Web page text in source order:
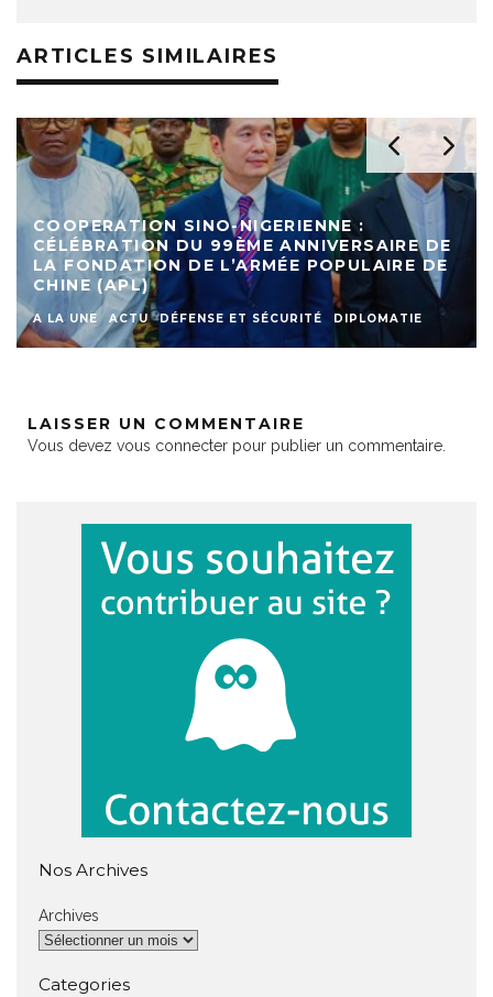
ARTICLES SIMILAIRES
DEUXIEME EDITION DU FORUM DE LA
DIASPORA NIGERIENNE : LA 9ÈME RÉGION
DU NIGER UN VÉRITABLE PILIER POUR LA
REFONDATION
A LA UNE ACTU DIASPORA
DIPLOMATIE
INTERNATIONAL
SOCIETE
LAISSER UN COMMENTAIRE
Vous devez vous connecter pour publier un commentaire.
Nos Archives
Archives
Categories